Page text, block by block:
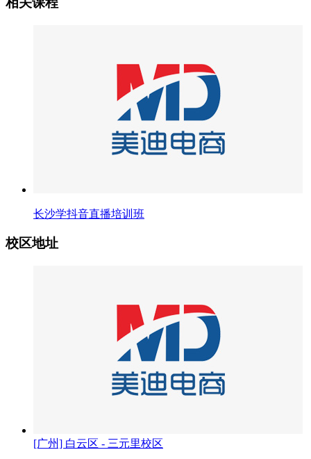
长沙学抖音直播培训班
校区地址
[广州] 白云区 - 三元里校区